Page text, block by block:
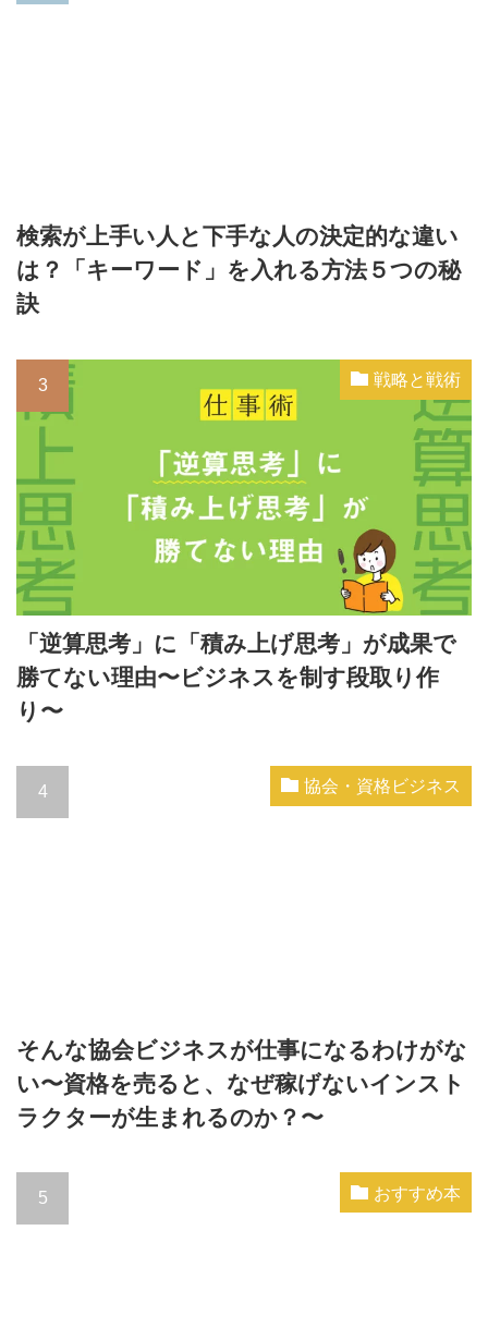
検索が上手い人と下手な人の決定的な違い
は？「キーワード」を入れる方法５つの秘
訣
戦略と戦術
「逆算思考」に「積み上げ思考」が成果で
勝てない理由〜ビジネスを制す段取り作
り〜
協会・資格ビジネス
そんな協会ビジネスが仕事になるわけがな
い〜資格を売ると、なぜ稼げないインスト
ラクターが生まれるのか？〜
おすすめ本